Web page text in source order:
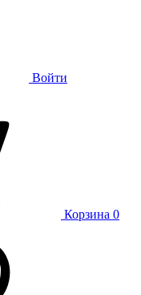
Войти
Корзина 0